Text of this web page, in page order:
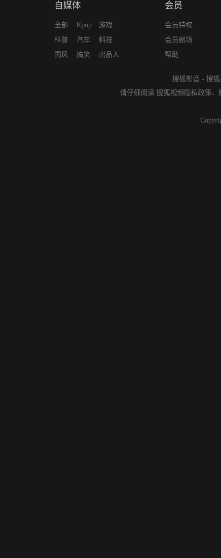
自媒体
全部
科普
国风
Kpop
汽车
搞笑
游戏
科技
出品人
会员
会员特权
会员剧场
帮助
搜狐影音 - 搜
请仔细阅读 搜狐视频隐私政策、